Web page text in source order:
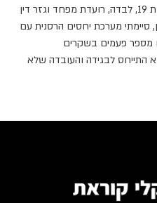
HIV. ישבתי בחדר מול רופא – נערה בת 19, לבדה, רועדת מפחד וגזר דין
סיימתי מערכת יחסים הרסנית עם
מספר פעמים בשקרים
התייחס לבגידה והעובדה שלא